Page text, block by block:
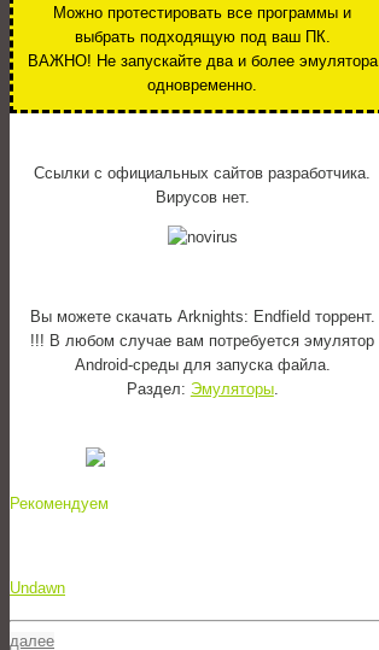
Можно протестировать все программы и
выбрать подходящую под ваш ПК.
ВАЖНО! Не запускайте два и более эмулятора
одновременно.
Ссылки с официальных сайтов разработчика.
Вирусов нет.
Вы можете скачать Arknights: Endfield торрент.
!!! В любом случае вам потребуется эмулятор
Android-среды для запуска файла.
Раздел: Эмуляторы.
Рекомендуем
Undawn
далее